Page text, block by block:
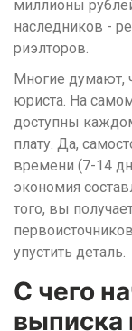
миллионы
наследников -
риэлторов.
Многие думают,
юриста. На
доступны
плату. Да,
времени (7-14
экономия
того, вы
упустить деталь.
С чего
выписка